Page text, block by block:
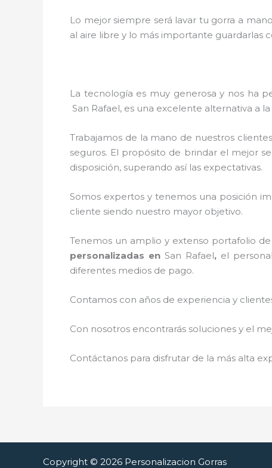
Lo mejor siempre será lavar tu gorra a
al aire libre y lo más importante guardarlas
La tecnología es muy generosa y nos ha
San Rafael, es una excelente alternativa a
Trabajamos de la mano de nuestros
seguros. El propósito de brindar el mejor
disposición, superando así las expectativas.
Somos expertos y tenemos una posición
cliente siendo nuestro mayor objetivo.
Tenemos un amplio y extenso portafolio
personalizadas enSan Rafael, el
diferentes medios de pago.
Contamos con años de experiencia y
Con nosotros encontrarás soluciones y el
Contáctanos para disfrutar de la más alta
Copyright © 2026 Personalizacion Gorras